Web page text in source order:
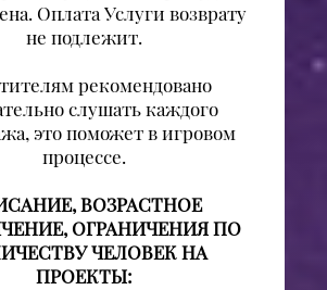
Оплата Услуги возврату
не подлежит.
рекомендовано
слушать каждого
это поможет в игровом
процессе.
ВОЗРАСТНОЕ
ОГРАНИЧЕНИЯ ПО
ЧЕЛОВЕК НА
ПРОЕКТЫ: